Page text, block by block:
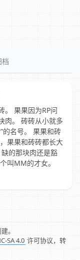
档
。 果果因为RP问
肉。 砖砖从小就多
的名号。 果果和砖
果果和砖砖都长大
的那块肉还是豁
叫MM的才女。
。
SA 4.0 许可协议，转